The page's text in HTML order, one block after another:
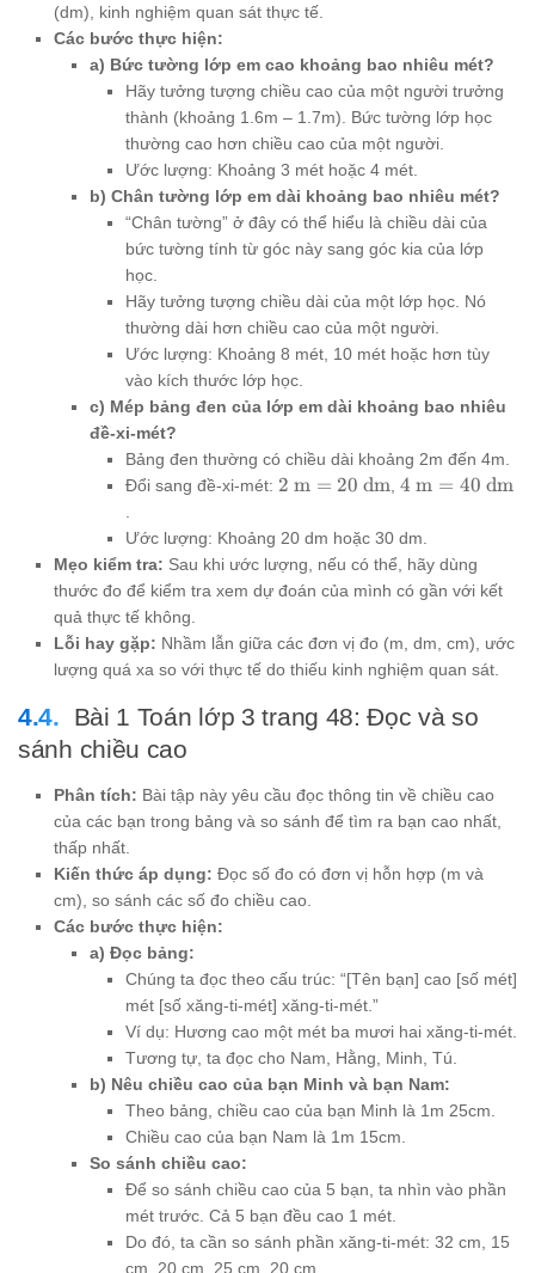
(dm), kinh nghiệm quan sát thực tế.
Các bước thực hiện:
a) Bức tường lớp em cao khoảng bao nhiêu mét?
Hãy tưởng tượng chiều cao của một người trưởng
thành (khoảng 1.6m – 1.7m). Bức tường lớp học
thường cao hơn chiều cao của một người.
Ước lượng: Khoảng 3 mét hoặc 4 mét.
b) Chân tường lớp em dài khoảng bao nhiêu mét?
“Chân tường” ở đây có thể hiểu là chiều dài của
bức tường tính từ góc này sang góc kia của lớp
học.
Hãy tưởng tượng chiều dài của một lớp học. Nó
thường dài hơn chiều cao của một người.
Ước lượng: Khoảng 8 mét, 10 mét hoặc hơn tùy
vào kích thước lớp học.
c) Mép bảng đen của lớp em dài khoảng bao nhiêu
đề-xi-mét?
Bảng đen thường có chiều dài khoảng 2m đến 4m.
Đổi sang đề-xi-mét: 2
m} =
\text{
dm}
2 m = 20 dm ,4
m} =
40
\text{
dm}
4 m = 40 dm
Ước lượng: Khoảng 20 dm hoặc 30 dm.
Mẹo kiểm tra: Sau khi ước lượng, nếu có thể, hãy dùng
thước đo để kiểm tra xem dự đoán của mình có gần với kết
quả thực tế không.
Lỗi hay gặp: Nhầm lẫn giữa các đơn vị đo (m, dm, cm), ước
lượng quá xa so với thực tế do thiếu kinh nghiệm quan sát.
Bài 1 Toán lớp 3 trang 48: Đọc và so
sánh chiều cao
Phân tích: Bài tập này yêu cầu đọc thông tin về chiều cao
của các bạn trong bảng và so sánh để tìm ra bạn cao nhất,
thấp nhất.
Kiến thức áp dụng: Đọc số đo có đơn vị hỗn hợp (m và
cm), so sánh các số đo chiều cao.
Các bước thực hiện:
a) Đọc bảng:
Chúng ta đọc theo cấu trúc: “[Tên bạn] cao [số mét]
mét [số xăng-ti-mét] xăng-ti-mét.”
Ví dụ: Hương cao một mét ba mươi hai xăng-ti-mét.
Tương tự, ta đọc cho Nam, Hằng, Minh, Tú.
b) Nêu chiều cao của bạn Minh và bạn Nam:
Theo bảng, chiều cao của bạn Minh là 1m 25cm.
Chiều cao của bạn Nam là 1m 15cm.
So sánh chiều cao:
Để so sánh chiều cao của 5 bạn, ta nhìn vào phần
mét trước. Cả 5 bạn đều cao 1 mét.
Do đó, ta cần so sánh phần xăng-ti-mét: 32 cm, 15
cm, 20 cm, 25 cm, 20 cm.